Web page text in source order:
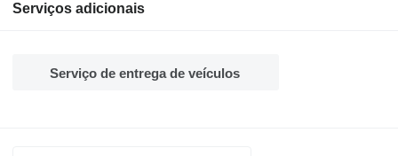
Serviços adicionais
Serviço de entrega de veículos